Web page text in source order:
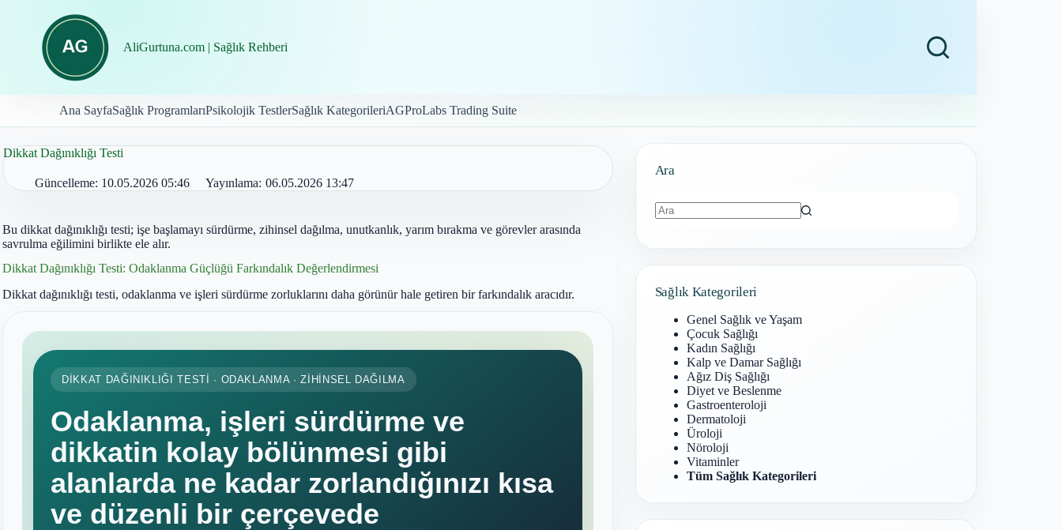
AliGurtuna.com | Sağlık Rehberi
Ana SayfaSağlık ProgramlarıPsikolojik TestlerSağlık KategorileriAGProLabs Trading Suite
Dikkat Dağınıklığı Testi
Güncelleme: 10.05.2026 05:46 Yayınlama: 06.05.2026 13:47
Bu dikkat dağınıklığı testi; işe başlamayı sürdürme, zihinsel dağılma, unutkanlık, yarım bırakma ve görevler arasında
savrulma eğilimini birlikte ele alır.
Dikkat Dağınıklığı Testi: Odaklanma Güçlüğü Farkındalık Değerlendirmesi
Dikkat dağınıklığı testi, odaklanma ve işleri sürdürme zorluklarını daha görünür hale getiren bir farkındalık aracıdır.
Ara
bulunamadı
Sağlık Kategorileri
Genel Sağlık ve Yaşam
Çocuk Sağlığı
Kadın Sağlığı
Kalp ve Damar Sağlığı
Ağız Diş Sağlığı
Diyet ve Beslenme
Gastroenteroloji
Dermatoloji
Üroloji
Nöroloji
Vitaminler
Tüm Sağlık Kategorileri